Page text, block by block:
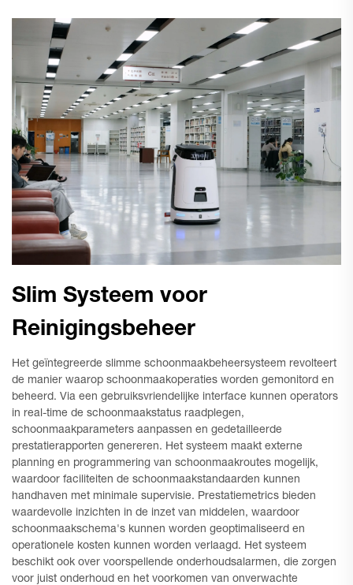
Slim Systeem voor
Reinigingsbeheer
Het geïntegreerde slimme schoonmaakbeheersysteem revolteert
de manier waarop schoonmaakoperaties worden gemonitord en
beheerd. Via een gebruiksvriendelijke interface kunnen operators
in real-time de schoonmaakstatus raadplegen,
schoonmaakparameters aanpassen en gedetailleerde
prestatierapporten genereren. Het systeem maakt externe
planning en programmering van schoonmaakroutes mogelijk,
waardoor faciliteiten de schoonmaakstandaarden kunnen
handhaven met minimale supervisie. Prestatiemetrics bieden
waardevolle inzichten in de inzet van middelen, waardoor
schoonmaakschema's kunnen worden geoptimaliseerd en
operationele kosten kunnen worden verlaagd. Het systeem
beschikt ook over voorspellende onderhoudsalarmen, die zorgen
voor juist onderhoud en het voorkomen van onverwachte